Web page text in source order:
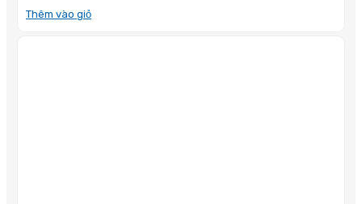
Thêm vào giỏ